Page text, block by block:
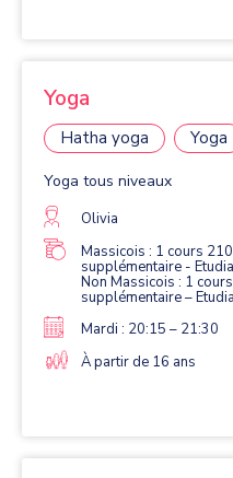
Yoga
Hatha yoga Yoga
Yoga tous niveaux
Olivia
Massicois : 1 cours
supplémentaire -
Non Massicois : 1
supplémentaire –
Mardi : 20:15 – 21:30
À partir de 16 ans